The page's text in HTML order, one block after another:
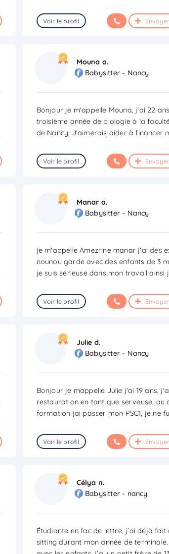
Voir le profil
Mouna a.
Babysitter - Nancy
Bonjour je m'appelle Mouna, j'ai 22
troisième année de biologie à la
de Nancy. J'aimerais aider à financer
Voir le profil
Manar a.
Babysitter - Nancy
je m'appelle Amezrine manar j'ai des
nounou garde avec des enfants de 3
je suis sérieuse dans mon travail ainsi
Voir le profil
Julie d.
Babysitter - Nancy
Bonjour je mappelle Julie j'ai 19 ans,
restauration en tant que serveuse, au
formation jai passer mon PSC1, je ne
Voir le profil
Célya n.
Babysitter - nancy
Étudiante en fac de lettre, j’ai déjà
sitting durant mon année de terminale.